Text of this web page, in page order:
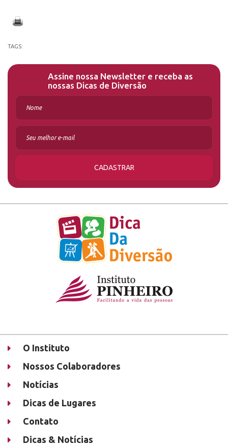
TAGS:
Assine nossa Newsletter e receba as
nossas Dicas de Diversão
CADASTRAR
O Instituto
Nossos Colaboradores
Notícias
Dicas de Lugares
Contato
Dicas & Notícias